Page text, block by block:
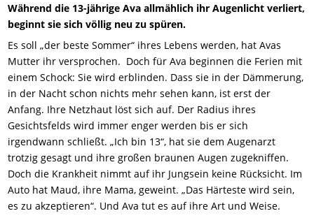
Während die 13-jährige Ava allmählich ihr Augenlicht verliert,
beginnt sie sich völlig neu zu spüren.
Es soll „der beste Sommer“ ihres Lebens werden, hat Avas
Mutter ihr versprochen. Doch für Ava beginnen die Ferien mit
einem Schock: Sie wird erblinden. Dass sie in der Dämmerung,
in der Nacht schon nichts mehr sehen kann, ist erst der
Anfang. Ihre Netzhaut löst sich auf. Der Radius ihres
Gesichtsfelds wird immer enger werden bis er sich
irgendwann schließt. „Ich bin 13“, hat sie dem Augenarzt
trotzig gesagt und ihre großen braunen Augen zugekniffen.
Doch die Krankheit nimmt auf ihr Jungsein keine Rücksicht. Im
Auto hat Maud, ihre Mama, geweint. „Das Härteste wird sein,
es zu akzeptieren“. Und Ava tut es auf ihre Art und Weise.